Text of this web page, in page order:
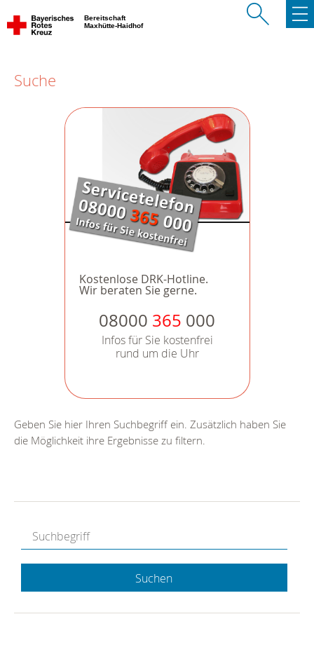
Bereitschaft
Maxhütte-Haidhof
Suche
Kostenlose DRK-Hotline.
Wir beraten Sie gerne.
08000 365 000
Infos für Sie kostenfrei
rund um die Uhr
Geben Sie hier Ihren Suchbegriff ein. Zusätzlich haben Sie
die Möglichkeit ihre Ergebnisse zu filtern.
Suchen